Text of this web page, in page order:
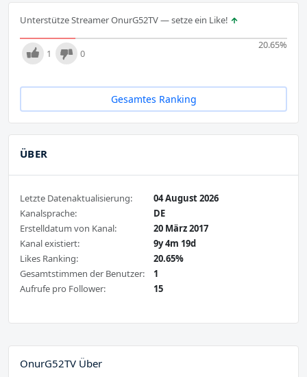
Unterstütze Streamer OnurG52TV — setze ein Like!
20.65%
1 0
Gesamtes Ranking
ÜBER
Letzte Datenaktualisierung:
04 August 2026
Kanalsprache:
DE
Erstelldatum von Kanal:
20 März 2017
Kanal existiert:
9y 4m 19d
Likes Ranking:
20.65%
Gesamtstimmen der Benutzer:
1
Aufrufe pro Follower:
15
OnurG52TV Über